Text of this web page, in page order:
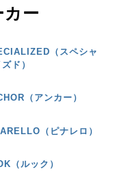
カー
（スペシャ
ド）
（アンカー）
（ピナレロ）
（ルック）